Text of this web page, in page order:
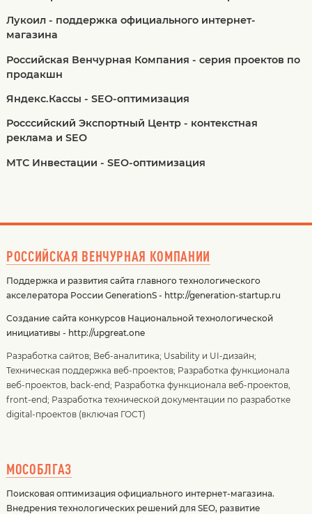
Лукоил - поддержка официального интернет-
магазина
Российская Венчурная Компания - серия проектов по
продакшн
Яндекс.Кассы - SEO-оптимизация
Росссийский Экспортный Центр - контекстная
реклама и SEO
МТС Инвестации - SEO-оптимизация
РОССИЙСКАЯ ВЕНЧУРНАЯ КОМПАНИИ
Поддержка и развития сайта главного технологического
акселератора России GenerationS - http://generation-startup.ru
Создание сайта конкурсов Национальной технологической
инициативы - http://upgreat.one
Разработка сайтов; Веб-аналитика; Usability и UI-дизайн;
Техническая поддержка веб-проектов; Разработка функционала
веб-проектов, back-end; Разработка функционала веб-проектов,
front-end; Разработка технической документации по разработке
digital-проектов (включая ГОСТ)
МОСОБЛГАЗ
Поисковая оптимизация официального интернет-магазина.
Внедрения технологических решений для SEO, развитие